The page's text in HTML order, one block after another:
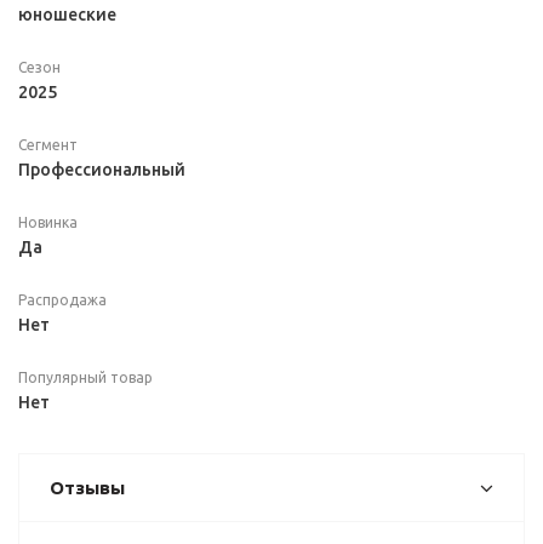
юношеские
Сезон
2025
Сегмент
Профессиональный
Новинка
Да
Распродажа
Нет
Популярный товар
Нет
Отзывы